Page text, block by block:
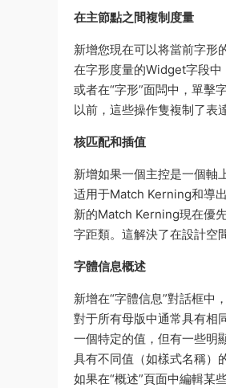
在主節點之間複制度量
新增您現在可以将當前字形
在字形度量的Widget字段
或者在“字形”面闆中，單擊
以前，這些操作隻複制了表
核匹配和插值
新增如果一個主控是一個軸
适用于Match Kerning和導
新的Match Kerning現在優
字距類。這解決了在設計空
字體信息概述
新增在“字體信息”對話框中
對于所有母版中通常具有相
一個特定的值，但有一些明
具有不同值（如樣式名稱）
如果在“概述”頁面中編輯某